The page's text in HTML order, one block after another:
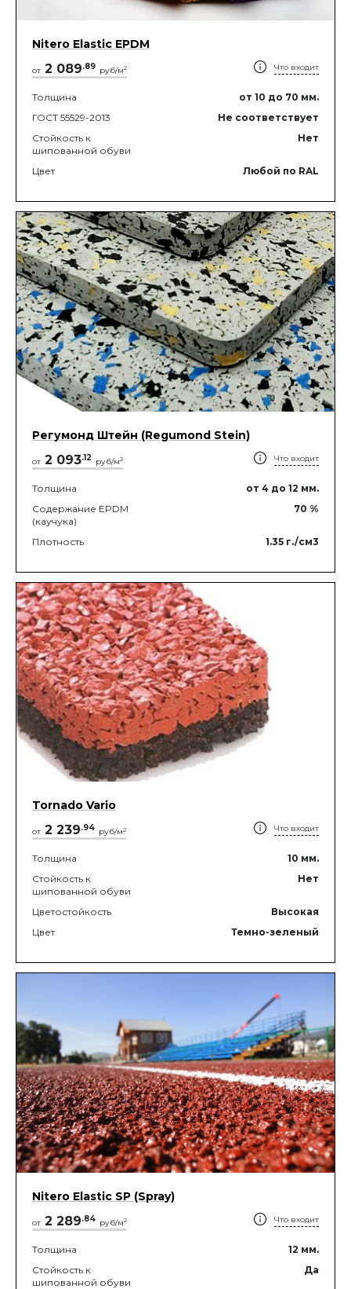
Nitero Elastic EPDM
от 2 089.89 руб/м2 Что входит
Толщина от 10 до 70 мм.
ГОСТ 55529-2013
Не соответствует
Стойкость к
шипованной обуви
Нет
Цвет Любой по RAL
Регумонд Штейн (Regumond Stein)
от 2 093.12 руб/м2 Что входит
Толщина от 4 до 12 мм.
Содержание EPDM
(каучука)
70 %
Плотность 1.35 г./см3
Tornado Vario
от 2 239.94 руб/м2 Что входит
Толщина 10 мм.
Стойкость к
шипованной обуви
Нет
Цветостойкость
Высокая
Цвет
Темно-зеленый
Nitero Elastic SP (Spray)
от 2 289.84 руб/м2 Что входит
Толщина 12 мм.
Стойкость к
шипованной обуви
Да